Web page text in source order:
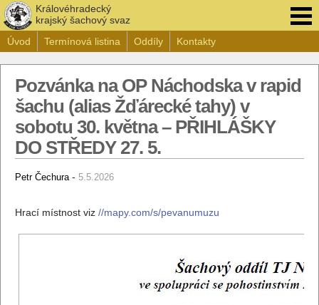
Královéhradecký
krajský šachový svaz
Úvod
Termínová listina Oddíly Kontakty
Pozvánka na OP Náchodska v rapid
šachu (alias Žďárecké tahy) v
sobotu 30. května – PŘIHLÁŠKY
DO STŘEDY 27. 5.
Petr Čechura - 5.5.2026
Hrací místnost viz //mapy.com/s/pevanumuzu